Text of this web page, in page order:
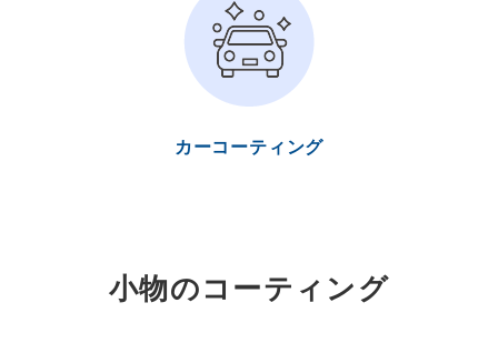
カーコーティング
小物のコーティング